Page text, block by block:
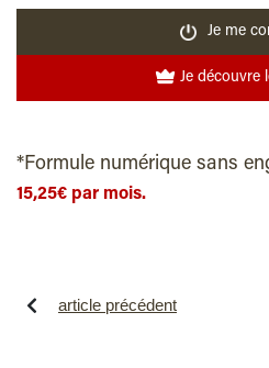
Je me
*Formule numérique sans
15,25€ par mois.
article précédent